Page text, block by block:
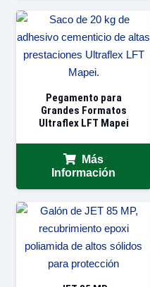
Pegamento para
Grandes Formatos
Ultraflex LFT Mapei
Más
Información